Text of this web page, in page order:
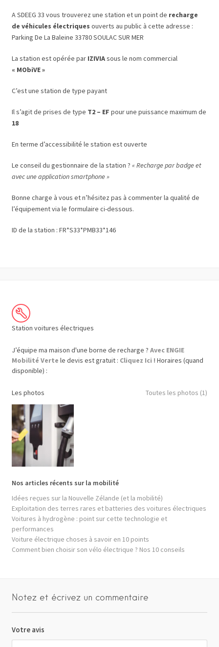
A SDEEG 33 vous trouverez une station et un point de recharge
de véhicules électriques ouverts au public à cette adresse :
Parking De La Baleine 33780 SOULAC SUR MER
La station est opérée par IZIVIAsous le nom commercial
« MObiVE »
C’est une station de type payant
Il s’agit de prises de type T2 – EF pour une puissance maximum de
18
En terme d’accessibilité le station est ouverte
Le conseil du gestionnaire de la station ? « Recharge par badge et
avec une application smartphone »
Bonne charge à vous et n’hésitez pas à commenter la qualité de
l’équipement via le formulaire ci-dessous.
ID de la station : FR*S33*PMB33*146
Station voitures électriques
J’équipe ma maison d'une borne de recharge ? Avec ENGIE
Mobilité Verte le devis est gratuit : Cliquez Ici ! Horaires (quand
disponible) :
Les photos Toutes les photos (1)
Nos articles récents sur la mobilité
Idées reçues sur la Nouvelle Zélande (et la mobilité)
Exploitation des terres rares et batteries des voitures électriques
Voitures à hydrogène : point sur cette technologie et
performances
Voiture électrique choses à savoir en 10 points
Comment bien choisir son vélo électrique ? Nos 10 conseils
Notez et écrivez un commentaire
Votre avis